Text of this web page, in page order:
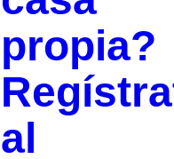
propia?
al